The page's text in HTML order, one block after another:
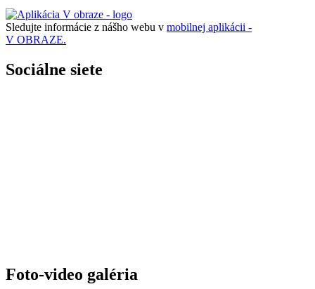
Sledujte informácie z nášho webu v mobilnej aplikácii -
V OBRAZE.
Sociálne siete
Foto-video galéria